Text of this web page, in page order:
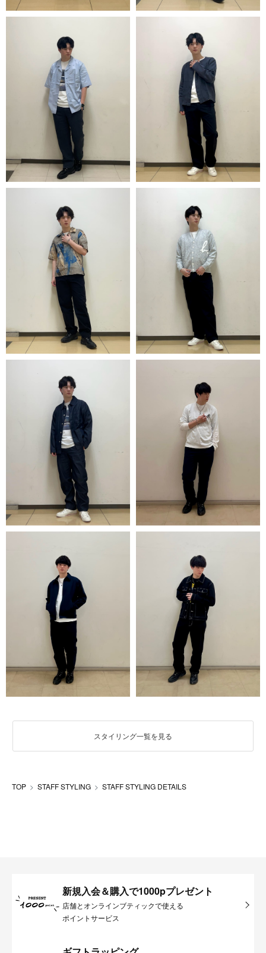
スタイリング一覧を見る
TOP STAFF STYLING STAFF STYLING DETAILS
新規入会＆購入で1000pプレゼント
店舗とオンラインブティックで使える
ポイントサービス